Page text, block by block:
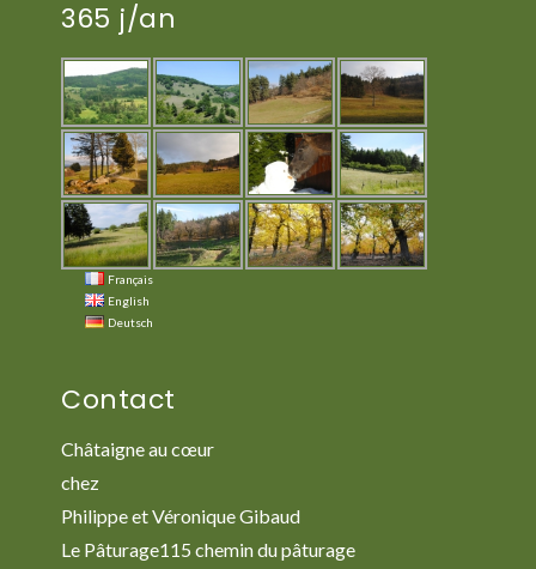
365 j/an
Français
English
Deutsch
Contact
Châtaigne au cœur
chez
Philippe et Véronique Gibaud
Le Pâturage115 chemin du pâturage